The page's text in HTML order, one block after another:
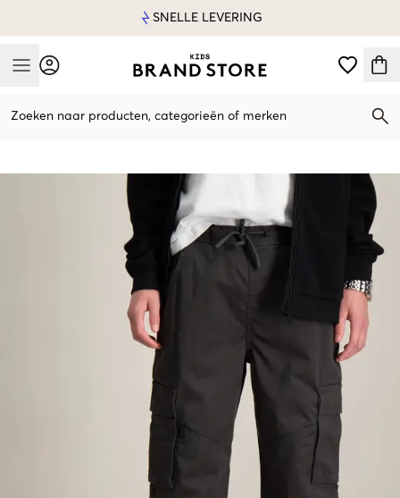
SNELLE LEVERING
Mobile Menu
Zoeken naar producten, categorieën of merken